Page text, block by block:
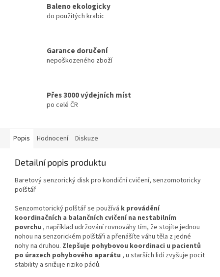
Baleno ekologicky
do použitých krabic
Garance doručení
nepoškozeného zboží
Přes 3000 výdejních míst
po celé ČR
Popis Hodnocení Diskuze
Detailní popis produktu
Baretový senzorický disk pro kondiční cvičení, senzomotoricky
polštář
Senzomotorický polštář se používá k provádění
koordinačních a balančních cvičení na nestabilním
povrchu , například udržování rovnováhy tím, že stojíte jednou
nohou na senzorickém polštáři a přenášíte váhu těla z jedné
nohy na druhou. Zlepšuje pohybovou koordinaci u pacientů
po úrazech pohybového aparátu , u starších lidí zvyšuje pocit
stability a snižuje riziko pádů.